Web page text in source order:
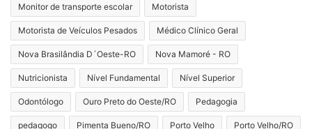
Monitor de transporte escolar Motorista
Motorista de Veículos Pesados Médico Clínico Geral
Nova Brasilândia D´Oeste-RO Nova Mamoré - RO
Nutricionista Nível Fundamental Nível Superior
Odontólogo Ouro Preto do Oeste/RO Pedagogia
pedagogo Pimenta Bueno/RO Porto Velho Porto Velho/RO